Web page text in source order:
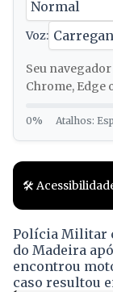
Voz:
Seu
Chrome, Edge
0% Atalhos:
🛠️
Polícia Militar
do Madeira
encontrou
caso resultou